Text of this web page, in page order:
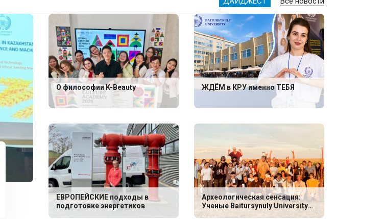
О философии K-Beauty ЖДЁМ в КРУ именно ТЕБЯ
ЕВРОПЕЙСКИЕ подходы в
подготовке энергетиков
Археологическая сенсация:
Ученые Baitursynuly University
обнаружили уникальные